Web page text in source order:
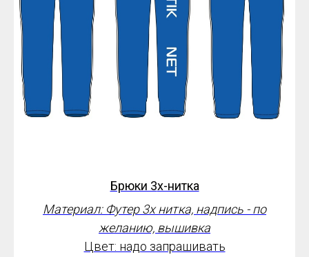
Брюки 3х-нитка
Материал: Футер 3х нитка, надпись - по
желанию, вышивка
Цвет: надо запрашивать